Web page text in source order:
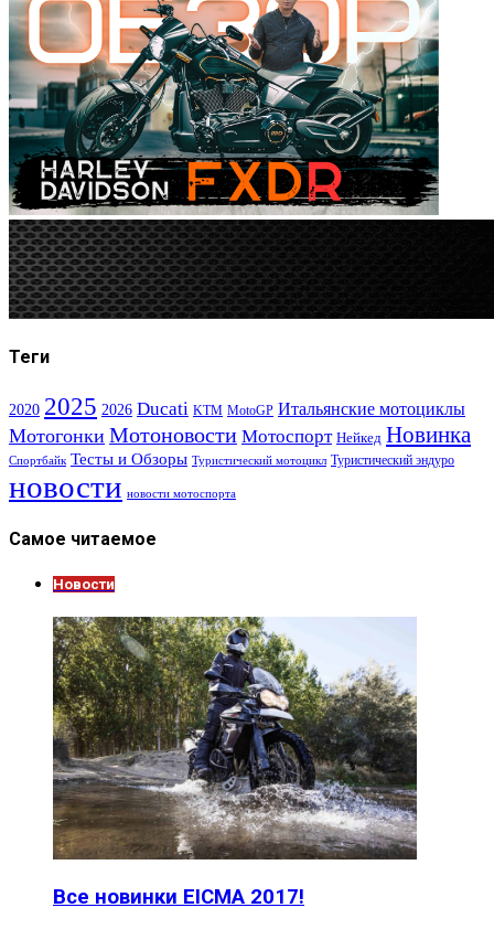
Теги
2020 2025 2026 Ducati KTM MotoGP Итальянские мотоциклы
Мотогонки Мотоновости Мотоспорт Нейкед Новинка
Спортбайк Тесты и Обзоры Туристический мотоцикл Туристический эндуро
новости новости мотоспорта
Самое читаемое
Новости
Все новинки EICMA 2017!